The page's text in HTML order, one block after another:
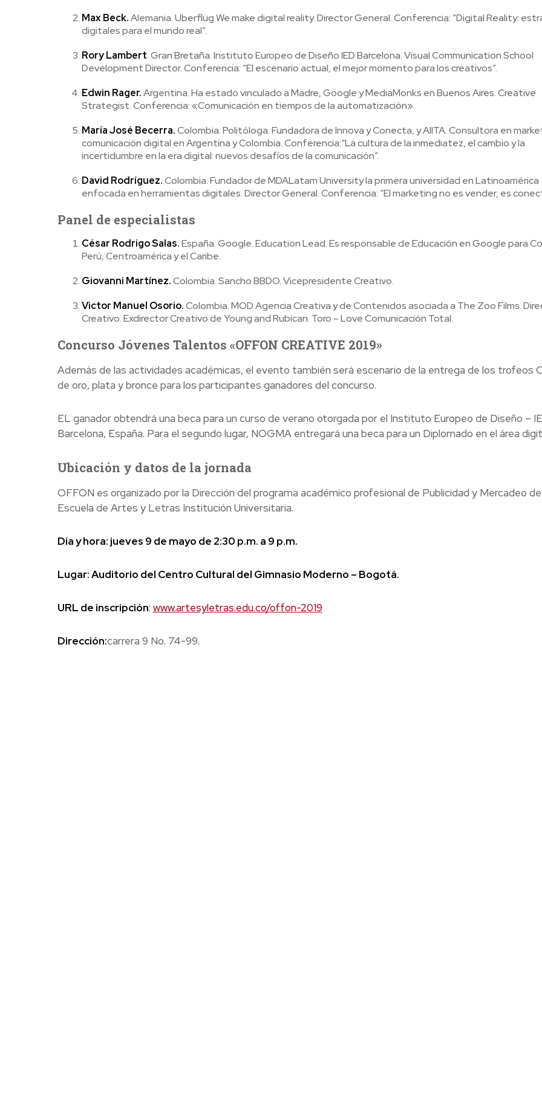
Max Beck.Alemania. Uberflug We make digital reality. Director General. Conferencia: “Digital Reality:
digitales para el mundo real”.
Rory Lambert. Gran Bretaña. Instituto Europeo de Diseño IED Barcelona. Visual Communication School
Development Director. Conferencia: “El escenario actual, el mejor momento para los creativos”.
Edwin Rager.Argentina. Ha estado vinculadoa Madre, Google y MediaMonks en Buenos Aires. Creative
Strategist. Conferencia:«Comunicación en tiempos de la automatización».
María José Becerra.Colombia. Politóloga.Fundadora de Innova y Conecta, y AIITA. Consultora en
comunicación digital en Argentina y Colombia.Conferencia:“La cultura de la inmediatez, el cambio y la
incertidumbre en la era digital: nuevos desafíos de la comunicación”.
David Rodríguez.Colombia. Fundador de MDALatam University la primera universidad en Latinoamérica
enfocada en herramientas digitales. Director General. Conferencia: “El marketing no es vender, es
Panel de especialistas
César Rodrigo Salas.España. Google. Education Lead.Es responsable de Educación en Google para
Perú, Centroamérica y el Caribe.
Giovanni Martínez.Colombia. Sancho BBDO. Vicepresidente Creativo.
Victor Manuel Osorio.Colombia. MOD Agencia Creativa y de Contenidos asociada a The Zoo Films.
Creativo. Exdirector Creativo de Young and Rubican. Toro – Love Comunicación Total.
Concurso Jóvenes Talentos «OFFON CREATIVE 2019»
Además de las actividades académicas, el evento también será escenario de la entrega de los trofeos
de oro, plata y bronce para los participantes ganadores del concurso.
EL ganador obtendrá una beca para un curso de verano otorgada por el Instituto Europeo de Diseño –
Barcelona, España. Para el segundo lugar, NOGMA entregará una beca para un Diplomado en el área
Ubicación y datos de la jornada
OFFON es organizado porla Dirección del programa académico profesional de Publicidad y Mercadeo de
Escuela de Artes y Letras Institución Universitaria.
Día y hora: jueves 9 de mayo de 2:30 p.m. a 9 p.m.
Lugar:Auditorio del Centro Cultural del Gimnasio Moderno – Bogotá.
URL de inscripción: www.artesyletras.edu.co/offon-2019
Dirección:carrera 9 No. 74-99.